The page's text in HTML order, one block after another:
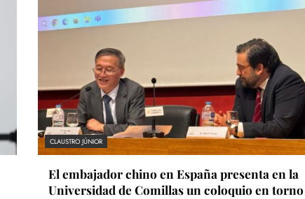
CLAUSTRO JÚNIOR
El embajador chino en España presenta en la
Universidad de Comillas un coloquio en torno